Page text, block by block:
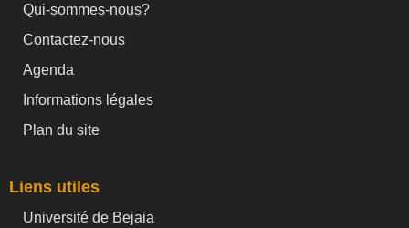
Qui-sommes-nous?
Contactez-nous
Agenda
Informations légales
Plan du site
Liens utiles
Université de Bejaia